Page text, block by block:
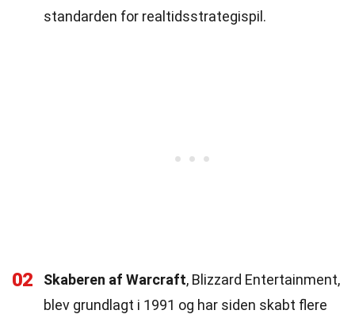
standarden for realtidsstrategispil.
02 Skaberen af Warcraft, Blizzard Entertainment,
blev grundlagt i 1991 og har siden skabt flere